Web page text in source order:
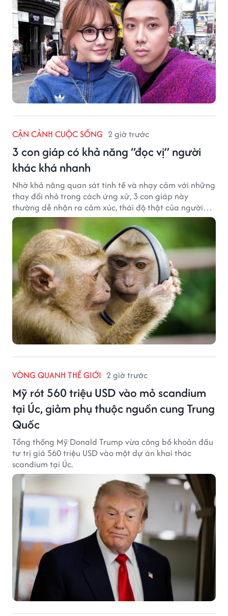
CẬN CẢNH CUỘC SỐNG 2 giờ trước
3 con giáp có khả năng “đọc vị” người
khác khá nhanh
Nhờ khả năng quan sát tinh tế và nhạy cảm với những
thay đổi nhỏ trong cách ứng xử, 3 con giáp này
thường dễ nhận ra cảm xúc, thái độ thật của người
đối diện.
VÒNG QUANH THẾ GIỚI 2 giờ trước
Mỹ rót 560 triệu USD vào mỏ scandium
tại Úc, giảm phụ thuộc nguồn cung Trung
Quốc
Tổng thống Mỹ Donald Trump vừa công bố khoản đầu
tư trị giá 560 triệu USD vào một dự án khai thác
scandium tại Úc.